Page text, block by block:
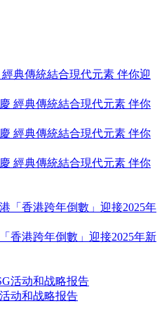
典傳統結合現代元素 伴你迎
香港跨年倒數」迎接2025年新
动和战略报告